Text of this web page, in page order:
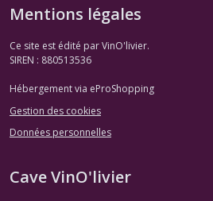
Mentions légales
Ce site est édité par VinO'livier.
SIREN : 880513536
Hébergement via eProShopping
Gestion des cookies
Données personnelles
Cave VinO'livier